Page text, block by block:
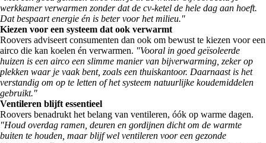
werkkamer verwarmen zonder dat de cv-ketel de hele dag aan hoeft.
Dat bespaart energie én is beter voor het milieu."
Kiezen voor een systeem dat ook verwarmt
Roovers adviseert consumenten dan ook om bewust te kiezen voor een
airco die kan koelen én verwarmen. "Vooral in goed geïsoleerde
huizen is een airco een slimme manier van bijverwarming, zeker op
plekken waar je vaak bent, zoals een thuiskantoor. Daarnaast is het
verstandig om op te letten of het systeem natuurlijke koudemiddelen
gebruikt."
Ventileren blijft essentieel
Roovers benadrukt het belang van ventileren, óók op warme dagen.
"Houd overdag ramen, deuren en gordijnen dicht om de warmte
buiten te houden, maar blijf wel ventileren voor een gezonde